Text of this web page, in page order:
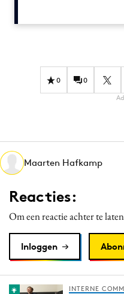
Influencer marketing
Interne communicatie
Media
Merkstrategie
PR
Programmatic
Reputatie & crisis
0 0
Maarten Hafkamp
Reacties:
Om een reactie achter te
Inloggen
INTERNE